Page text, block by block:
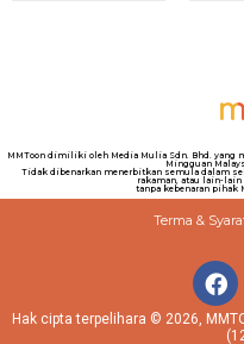
MMToon dimiliki oleh Media Mulia Sdn. Bhd. yang
Mingguan
Tidak dibenarkan menerbitkan semula dalam
rakaman, atau lain-
tanpa kebenaran pihak
Terma &
Hak cipta terpelihara © 2026,